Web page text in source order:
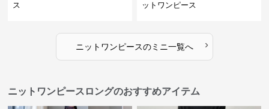
ス
ットワンピース
ニットワンピースのミニ一覧へ ›
ニットワンピースロングのおすすめアイテム